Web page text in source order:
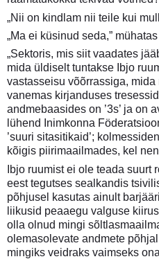
„Nii on kindlam nii teile kui
„Ma ei küsinud seda,”
„Sektoris, mis siit vaadates
mida üldiselt tuntakse Ibjo
vastasseisu võõrrassiga,
vanemas kirjanduses
andmebaasides on ’3s’ ja on
lühend Inimkonna
’suuri sitasitikaid’;
kõigis piirimaailmades, kel
Ibjo ruumist ei ole teada suurt
eest tegutses sealkandis
põhjusel kasutas ainult
liikusid peaaegu valguse
olla olnud mingi
olemasolevate andmete
mingiks veidraks vaimseks